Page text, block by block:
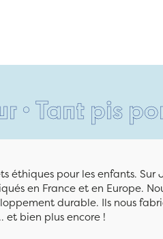
pis pour vos
éthiques pour les enfants.
en France et en Europe.
durable. Ils nous
et bien plus encore !